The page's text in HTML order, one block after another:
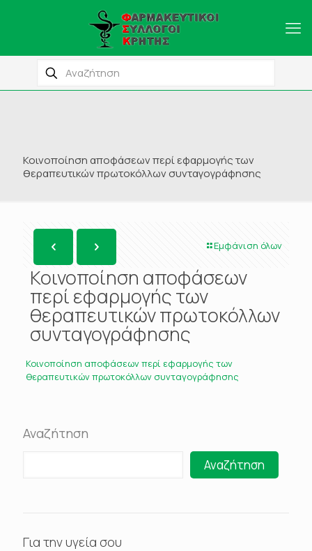
Κοινοποίηση αποφάσεων περί εφαρμογής των
θεραπευτικών πρωτοκόλλων συνταγογράφησης
Εμφάνιση όλων
Κοινοποίηση αποφάσεων
περί εφαρμογής των
θεραπευτικών πρωτοκόλλων
συνταγογράφησης
Κοινοποίηση αποφάσεων περί εφαρμογής των
θεραπευτικών πρωτοκόλλων συνταγογράφησης
Αναζήτηση
Αναζήτηση
Για την υγεία σου